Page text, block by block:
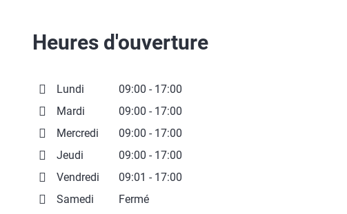
Heures d'ouverture
Lundi
09:00 - 17:00
Mardi
09:00 - 17:00
Mercredi
09:00 - 17:00
Jeudi
09:00 - 17:00
Vendredi
09:01 - 17:00
Samedi
Fermé